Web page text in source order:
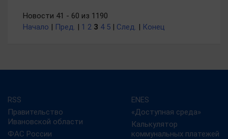
Новости 41 - 60 из 1190
Начало | Пред. | 1 2 3 4 5 | След. | Конец
RSS
Правительство
Ивановской области
ФАС России
ENES
«Доступная среда»
Калькулятор
коммунальных платежей